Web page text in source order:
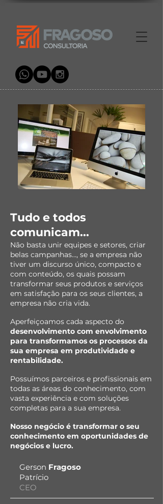
Tudo e todos
comunicam...
Não basta unir equipes e setores, criar
belas campanhas..., se a empresa não
tiver um discurso único, compacto e
com conteúdo, os quais possam
transformar seus produtos e serviços
em satisfação para os seus clientes, a
empresa não cria vida.
Aperfeiçoamos cada aspecto do
desenvolvimento com envolvimento
para transformamos os processos da
sua empresa em produtividade e
rentabilidade.
Possuímos parceiros e profissionais em
todas as áreas do conhecimento, com
vasta experiência e com soluções
completas para a sua empresa.
Nosso negócio é transformar o seu
conhecimento em oportunidades de
negócios e lucro.
Gerson Fragoso
Patrício
CEO